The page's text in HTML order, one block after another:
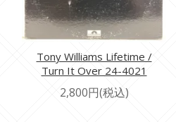
Tony Williams Lifetime /
Turn It Over 24-4021
2,800円(税込)